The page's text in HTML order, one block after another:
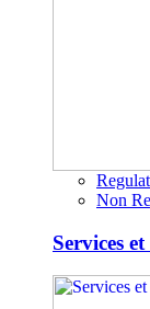
Non
Services